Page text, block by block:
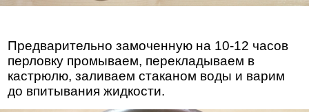
Предварительно замоченную на 10-12 часов
перловку промываем, перекладываем в
кастрюлю, заливаем стаканом воды и варим
до впитывания жидкости.